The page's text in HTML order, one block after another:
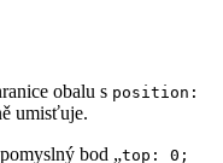
obalu s position:
umisťuje.
bod „top: 0;